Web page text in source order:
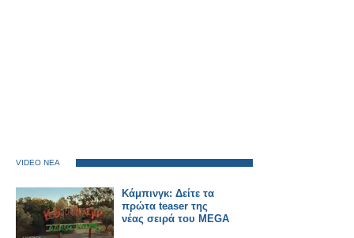
VIDEO ΝΕΑ
Κάμπινγκ: Δείτε τα
πρώτα teaser της
νέας σειρά του MEGA